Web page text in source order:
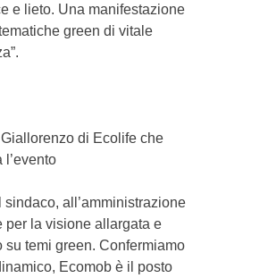
e lieto. Una manifestazione
green di vitale
di Ecolife che
l’evento
sindaco, all’amministrazione
per la visione allargata e
su temi green. Confermiamo
Ecomob è il posto